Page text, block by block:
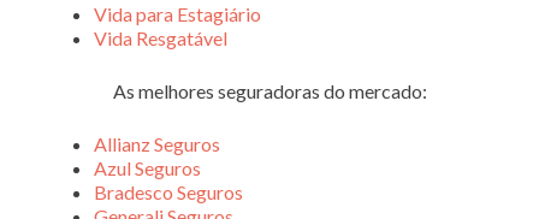
Vida para Estagiário
Vida Resgatável
As melhores seguradoras do mercado:
Allianz Seguros
Azul Seguros
Bradesco Seguros